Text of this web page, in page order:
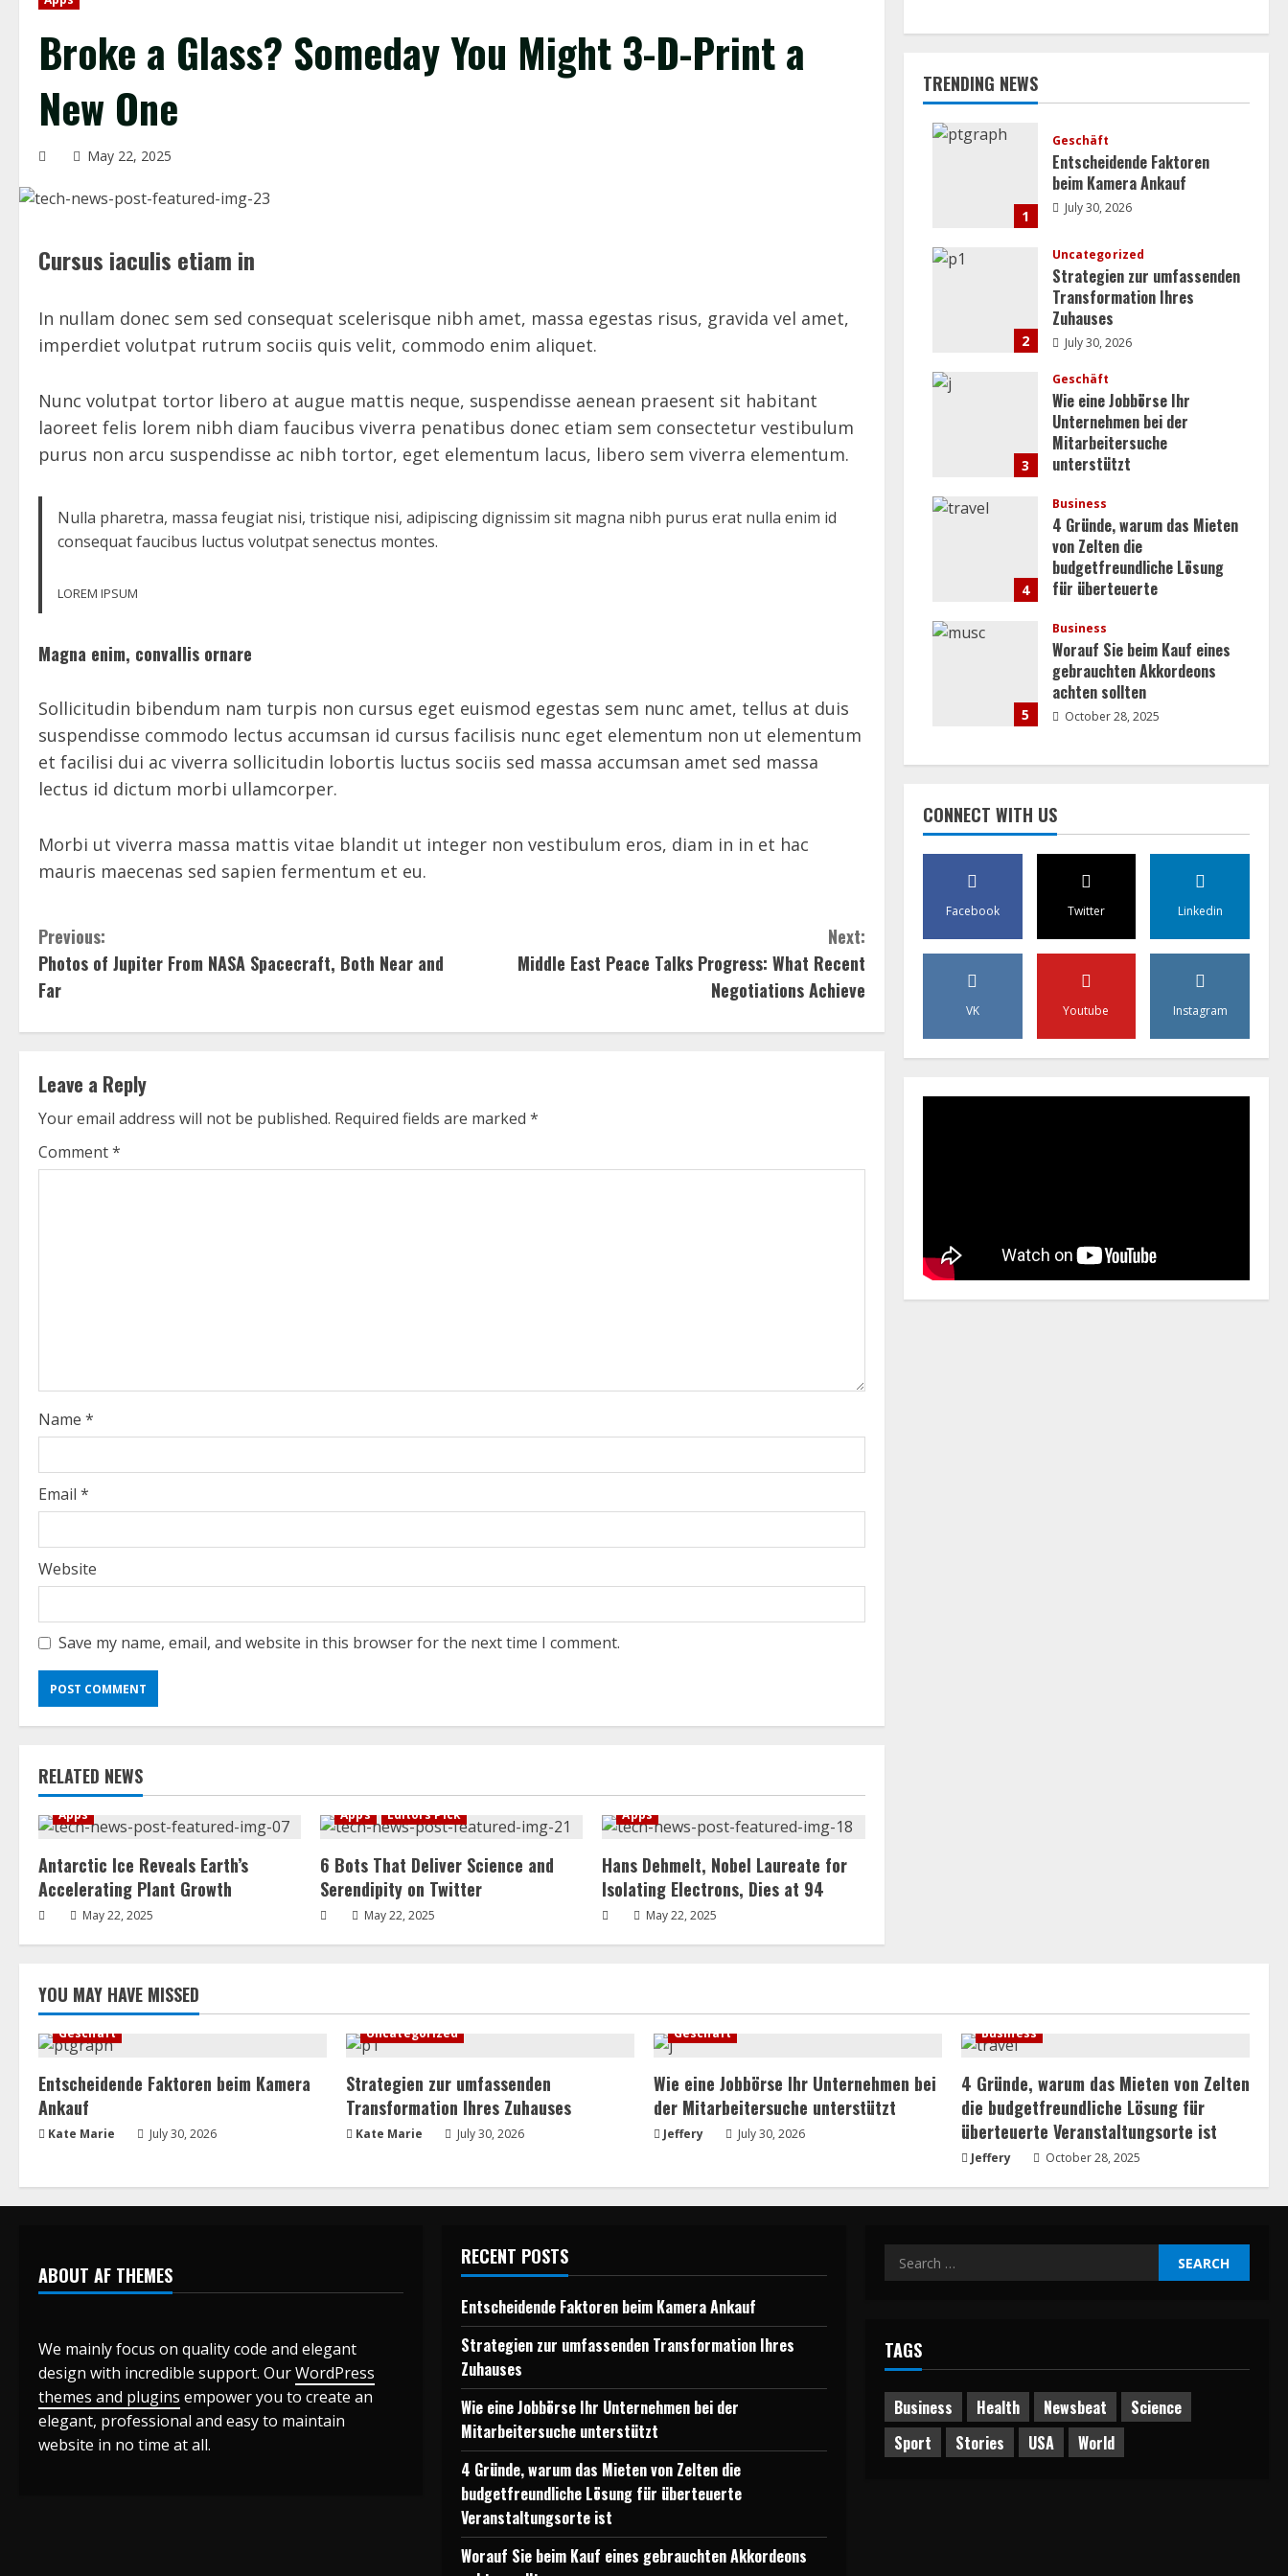
Broke a Glass? Someday You Might 3-D-Print a
New One
May 22, 2025
Cursus iaculis etiam in
In nullam donec sem sed consequat scelerisque nibh amet, massa egestas risus, gravida vel amet,
imperdiet volutpat rutrum sociis quis velit, commodo enim aliquet.
Nunc volutpat tortor libero at augue mattis neque, suspendisse aenean praesent sit habitant
laoreet felis lorem nibh diam faucibus viverra penatibus donec etiam sem consectetur vestibulum
purus non arcu suspendisse ac nibh tortor, eget elementum lacus, libero sem viverra elementum.
Nulla pharetra, massa feugiat nisi, tristique nisi, adipiscing dignissim sit magna nibh purus erat nulla enim id
consequat faucibus luctus volutpat senectus montes.
LOREM IPSUM
Magna enim, convallis ornare
Sollicitudin bibendum nam turpis non cursus eget euismod egestas sem nunc amet, tellus at duis
suspendisse commodo lectus accumsan id cursus facilisis nunc eget elementum non ut elementum
et facilisi dui ac viverra sollicitudin lobortis luctus sociis sed massa accumsan amet sed massa
lectus id dictum morbi ullamcorper.
Morbi ut viverra massa mattis vitae blandit ut integer non vestibulum eros, diam in in et hac
mauris maecenas sed sapien fermentum et eu.
C
o
n
i
n
u
d
i
n
g
Previous:
Photos of Jupiter From NASA Spacecraft, Both Near and
Far
Next:
Middle East Peace Talks Progress: What Recent
Negotiations Achieve
Leave a Reply
Your email address will not be published. Required fields are marked *
Comment*
Name *
Email *
Website
Save my name, email, and website in this browser for the next time I comment.
RELATED NEWS
Apps
Antarctic Ice Reveals Earth’s
Accelerating Plant Growth
May 22, 2025
Apps Editors Pick
6 Bots That Deliver Science and
Serendipity on Twitter
May 22, 2025
Apps
Hans Dehmelt, Nobel Laureate for
Isolating Electrons, Dies at 94
May 22, 2025
TRENDING NEWS
1
Geschäft
Entscheidende Faktoren
beim Kamera Ankauf
July 30, 2026
2
Uncategorized
Strategien zur umfassenden
Transformation Ihres
Zuhauses
July 30, 2026
3
Geschäft
Wie eine Jobbörse Ihr
Unternehmen bei der
Mitarbeitersuche
unterstützt
4
Business
4 Gründe, warum das Mieten
von Zelten die
budgetfreundliche Lösung
für überteuerte
October 28, 2025
5
Business
Worauf Sie beim Kauf eines
gebrauchten Akkordeons
achten sollten
October 28, 2025
CONNECT WITH US
Facebook Twitter Linkedin
VK Youtube Instagram
YOU MAY HAVE MISSED
Geschäft
Entscheidende Faktoren beim Kamera
Ankauf
Kate Marie July 30, 2026
Uncategorized
Strategien zur umfassenden
Transformation Ihres Zuhauses
Kate Marie July 30, 2026
Geschäft
Wie eine Jobbörse Ihr Unternehmen bei
der Mitarbeitersuche unterstützt
Jeffery July 30, 2026
Business
4 Gründe, warum das Mieten von Zelten
die budgetfreundliche Lösung für
überteuerte Veranstaltungsorte ist
Jeffery October 28, 2025
ABOUT AF THEMES
We mainly focus on quality code and elegant
design with incredible support. OurWordPress
themes and plugins empower you to create an
elegant, professional and easy to maintain
website in no time at all.
RECENT POSTS
Entscheidende Faktoren beim Kamera Ankauf
Strategien zur umfassenden Transformation Ihres
Zuhauses
Wie eine Jobbörse Ihr Unternehmen bei der
Mitarbeitersuche unterstützt
4 Gründe, warum das Mieten von Zelten die
budgetfreundliche Lösung für überteuerte
Veranstaltungsorte ist
Worauf Sie beim Kauf eines gebrauchten Akkordeons
Search
for:
TAGS
Business Health Newsbeat
Science
Sport
Stories USA World